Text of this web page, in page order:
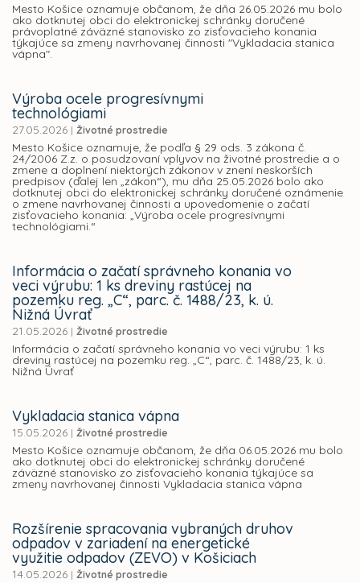
Mesto Košice oznamuje občanom, že dňa 26.05.2026 mu bolo
ako dotknutej obci do elektronickej schránky doručené
právoplatné záväzné stanovisko zo zisťovacieho konania
týkajúce sa zmeny navrhovanej činnosti "Vykladacia stanica
vápna".
Výroba ocele progresívnymi
technológiami
27.05.2026 | Životné prostredie
Mesto Košice oznamuje, že podľa § 29 ods. 3 zákona č.
24/2006 Z.z. o posudzovaní vplyvov na životné prostredie a o
zmene a doplnení niektorých zákonov v znení neskorších
predpisov (ďalej len „zákon“), mu dňa 25.05.2026 bolo ako
dotknutej obci do elektronickej schránky doručené oznámenie
o zmene navrhovanej činnosti a upovedomenie o začatí
zisťovacieho konania: „Výroba ocele progresívnymi
technológiami.“
Informácia o začatí správneho konania vo
veci výrubu: 1 ks dreviny rastúcej na
pozemku reg. „C“, parc. č. 1488/23, k. ú.
Nižná Úvrať
21.05.2026 | Životné prostredie
Informácia o začatí správneho konania vo veci výrubu: 1 ks
dreviny rastúcej na pozemku reg. „C“, parc. č. 1488/23, k. ú.
Nižná Úvrať
Vykladacia stanica vápna
15.05.2026 | Životné prostredie
Mesto Košice oznamuje občanom, že dňa 06.05.2026 mu bolo
ako dotknutej obci do elektronickej schránky doručené
záväzné stanovisko zo zisťovacieho konania týkajúce sa
zmeny navrhovanej činnosti Vykladacia stanica vápna
Rozšírenie spracovania vybraných druhov
odpadov v zariadení na energetické
využitie odpadov (ZEVO) v Košiciach
14.05.2026 | Životné prostredie